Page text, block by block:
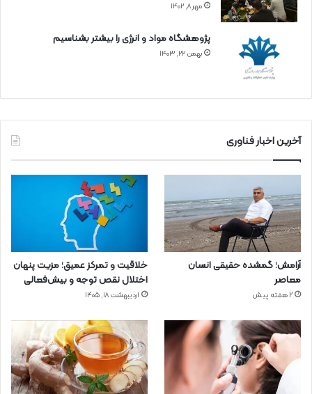
مهر ۸, ۱۴۰۲
پژوهشگاه مواد و انرژی را بیشتر بشناسیم
بهمن ۲۲, ۱۴۰۳
آخرین اخبار فناوری
آرامش؛ گمشده حقیقی انسان
معاصر
2 هفته پیش
خلاقیت و تمرکز عمیق؛ مزیت پنهان
اختلال نقص توجه و بیش‌فعالی
اردیبهشت ۱۸, ۱۴۰۵